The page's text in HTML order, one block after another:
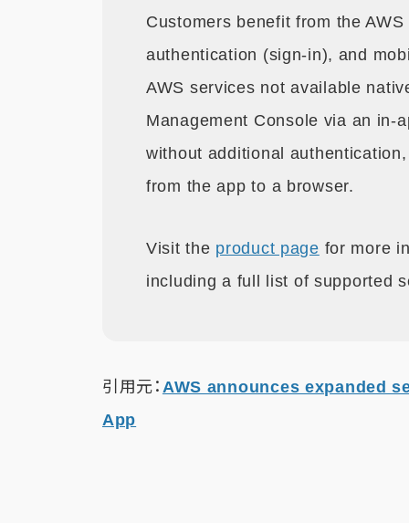
Customers benefit from the
authentication (sign-in), and
AWS services not available
Management Console via an in-
without additional
from the app to a browser.
Visit the product page for more
including a full list of supported
引用元： AWS announces expanded
App